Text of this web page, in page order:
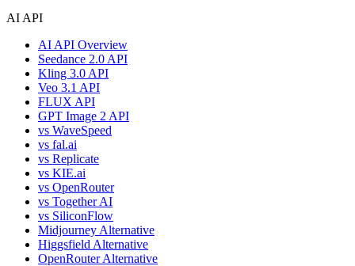
AI API
AI API Overview
Seedance 2.0 API
Kling 3.0 API
Veo 3.1 API
FLUX API
GPT Image 2 API
vs WaveSpeed
vs fal.ai
vs Replicate
vs KIE.ai
vs OpenRouter
vs Together AI
vs SiliconFlow
Midjourney Alternative
Higgsfield Alternative
OpenRouter Alternative